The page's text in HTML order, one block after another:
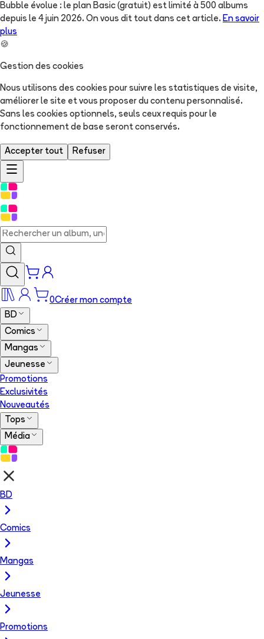
Bubble évolue : le plan Basic (gratuit) est limité à 500 albums
depuis le 4 juin 2026. On vous dit tout dans cet article. En savoir
plus
🍪
Gestion des cookies
Nous utilisons des cookies pour suivre les statistiques de visite,
améliorer le site et vous proposer du contenu personnalisé.
Sans les cookies optionnels, seuls ceux requis pour le
fonctionnement de base seront conservés.
Accepter tout Refuser
0Créer mon compte
BD
Comics
Mangas
Jeunesse
Promotions
Exclusivités
Nouveautés
Tops
Média
BD
Comics
Mangas
Jeunesse
Promotions